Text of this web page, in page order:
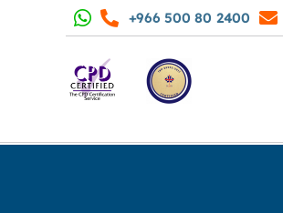
+966 500 80 2400